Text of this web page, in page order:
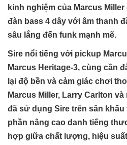
kinh nghiệm của Marcus
đàn bass 4 dây với âm thanh
sâu lắng đến funk mạnh mẽ.
Sire nổi tiếng với pickup
Marcus Heritage-3, cùng cần
lại độ bền và cảm giác chơi
Marcus Miller, Larry Carlton
đã sử dụng Sire trên sân
phần nâng cao danh tiếng
hợp giữa chất lượng, hiệu